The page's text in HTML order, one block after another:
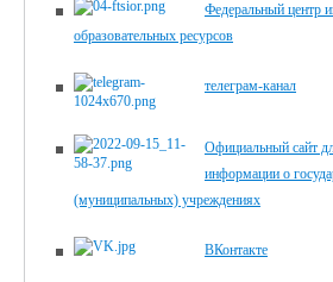
Федеральный центр
образовательных ресурсов
телеграм-канал
Официальный сайт
информации о
(муниципальных) учреждениях
ВКонтакте